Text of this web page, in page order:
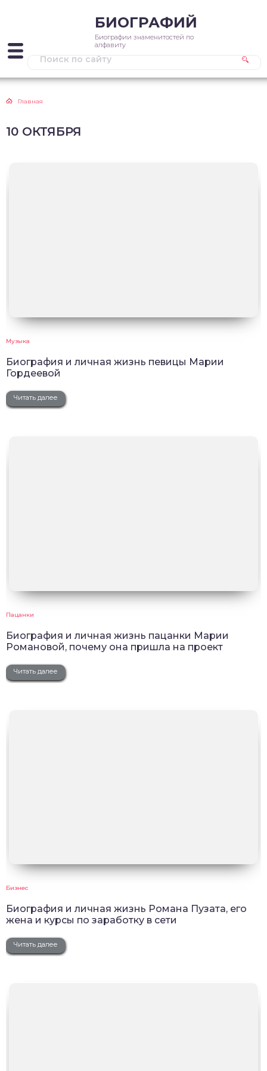
БИОГРАФИЙ
Биографии знаменитостей по
алфавиту
Главная
10 ОКТЯБРЯ
Музыка
Биография и личная жизнь певицы Марии
Гордеевой
Читать далее
Пацанки
Биография и личная жизнь пацанки Марии
Романовой, почему она пришла на проект
Читать далее
Бизнес
Биография и личная жизнь Романа Пузата, его
жена и курсы по заработку в сети
Читать далее